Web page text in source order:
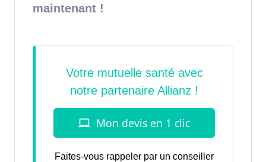
maintenant !
Faites-vous rappeler par un conseiller